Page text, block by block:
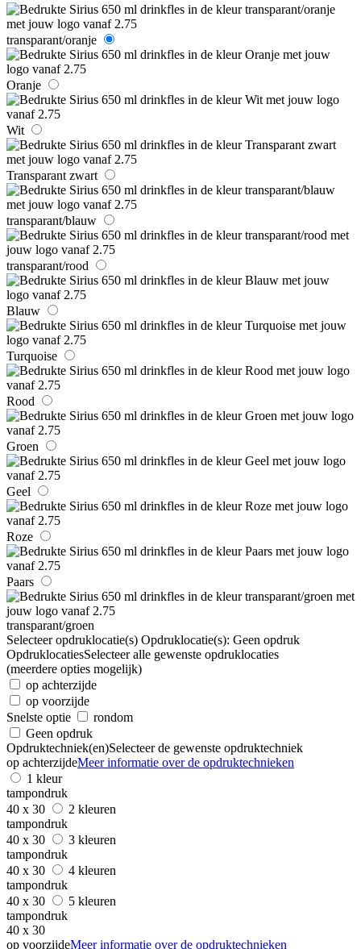
transparant/oranje
Oranje
Wit
Transparant zwart
transparant/blauw
transparant/rood
Blauw
Turquoise
Rood
Groen
Geel
Roze
Paars
transparant/groen
Selecteer opdruklocatie(s) Opdruklocatie(s): Geen opdruk
OpdruklocatiesSelecteer alle gewenste opdruklocaties
(meerdere opties mogelijk)
op achterzijde
op voorzijde
Snelste optie
rondom
Geen opdruk
Opdruktechniek(en)Selecteer de gewenste opdruktechniek
op achterzijdeMeer informatie over de opdruktechnieken
1 kleur
tampondruk
40 x 30
2 kleuren
tampondruk
40 x 30
3 kleuren
tampondruk
40 x 30
4 kleuren
tampondruk
40 x 30
5 kleuren
tampondruk
40 x 30
op voorzijdeMeer informatie over de opdruktechnieken